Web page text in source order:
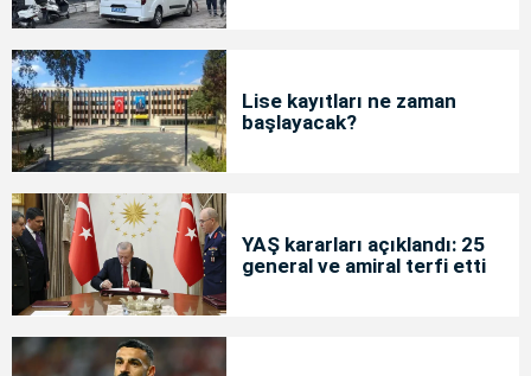
Lise kayıtları ne zaman
başlayacak?
YAŞ kararları açıklandı: 25
general ve amiral terfi etti